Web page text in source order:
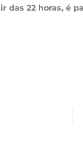
22 horas, é